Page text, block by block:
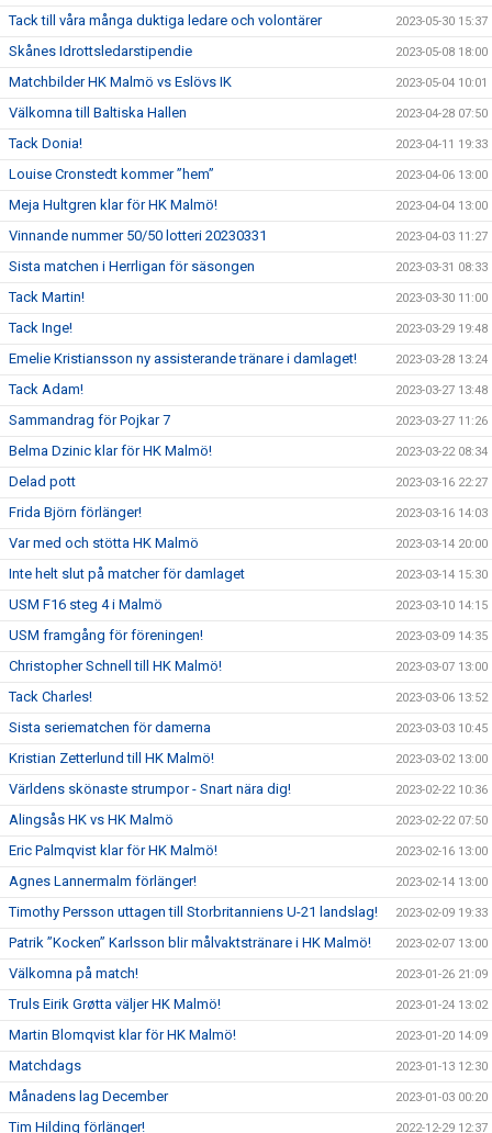
Tack till våra många duktiga ledare och volontärer 2023-05-30 15:37
Skånes Idrottsledarstipendie 2023-05-08 18:00
Matchbilder HK Malmö vs Eslövs IK 2023-05-04 10:01
Välkomna till Baltiska Hallen 2023-04-28 07:50
Tack Donia! 2023-04-11 19:33
Louise Cronstedt kommer ”hem” 2023-04-06 13:00
Meja Hultgren klar för HK Malmö! 2023-04-04 13:00
Vinnande nummer 50/50 lotteri 20230331 2023-04-03 11:27
Sista matchen i Herrligan för säsongen 2023-03-31 08:33
Tack Martin! 2023-03-30 11:00
Tack Inge! 2023-03-29 19:48
Emelie Kristiansson ny assisterande tränare i damlaget! 2023-03-28 13:24
Tack Adam! 2023-03-27 13:48
Sammandrag för Pojkar 7 2023-03-27 11:26
Belma Dzinic klar för HK Malmö! 2023-03-22 08:34
Delad pott 2023-03-16 22:27
Frida Björn förlänger! 2023-03-16 14:03
Var med och stötta HK Malmö 2023-03-14 20:00
Inte helt slut på matcher för damlaget 2023-03-14 15:30
USM F16 steg 4 i Malmö 2023-03-10 14:15
USM framgång för föreningen! 2023-03-09 14:35
Christopher Schnell till HK Malmö! 2023-03-07 13:00
Tack Charles! 2023-03-06 13:52
Sista seriematchen för damerna 2023-03-03 10:45
Kristian Zetterlund till HK Malmö! 2023-03-02 13:00
Världens skönaste strumpor - Snart nära dig! 2023-02-22 10:36
Alingsås HK vs HK Malmö 2023-02-22 07:50
Eric Palmqvist klar för HK Malmö! 2023-02-16 13:00
Agnes Lannermalm förlänger! 2023-02-14 13:00
Timothy Persson uttagen till Storbritanniens U-21 landslag! 2023-02-09 19:33
Patrik ”Kocken” Karlsson blir målvaktstränare i HK Malmö! 2023-02-07 13:00
Välkomna på match! 2023-01-26 21:09
Truls Eirik Grøtta väljer HK Malmö! 2023-01-24 13:02
Martin Blomqvist klar för HK Malmö! 2023-01-20 14:09
Matchdags 2023-01-13 12:30
Månadens lag December 2023-01-03 00:20
Tim Hilding förlänger! 2022-12-29 12:37